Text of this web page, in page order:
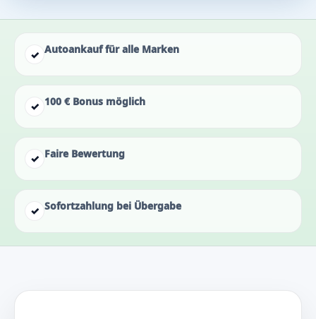
✓ Autoankauf für alle Marken
✓ 100 € Bonus möglich
✓ Faire Bewertung
✓ Sofortzahlung bei Übergabe